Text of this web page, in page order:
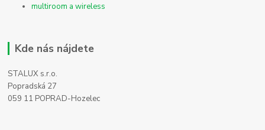
multiroom a wireless
Kde nás nájdete
STALUX s.r.o.
Popradská 27
059 11 POPRAD-Hozelec